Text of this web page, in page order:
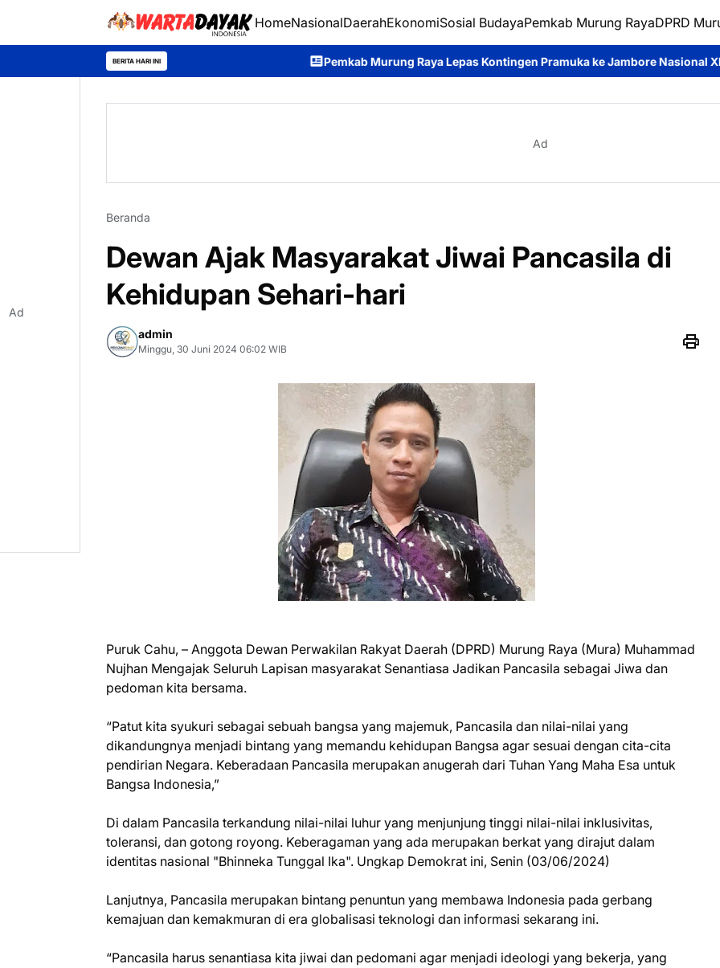
HomeNasionalDaerahEkonomiSosial BudayaPemkab Murung RayaDPRD
BERITA HARI INI Pemkab Murung Raya Lepas Kontingen Pramuka ke Jambore Nasional XII Disdukcapil
Ad
Beranda
Dewan Ajak Masyarakat Jiwai Pancasila di
Kehidupan Sehari-hari
admin
Minggu, 30 Juni 2024 06:02 WIB
Puruk Cahu, – Anggota Dewan Perwakilan Rakyat Daerah (DPRD) Murung Raya (Mura) Muhammad
Nujhan Mengajak Seluruh Lapisan masyarakat Senantiasa Jadikan Pancasila sebagai Jiwa dan
pedoman kita bersama.
“Patut kita syukuri sebagai sebuah bangsa yang majemuk, Pancasila dan nilai-nilai yang
dikandungnya menjadi bintang yang memandu kehidupan Bangsa agar sesuai dengan cita-cita
pendirian Negara. Keberadaan Pancasila merupakan anugerah dari Tuhan Yang Maha Esa untuk
Bangsa Indonesia,”
Di dalam Pancasila terkandung nilai-nilai luhur yang menjunjung tinggi nilai-nilai inklusivitas,
toleransi, dan gotong royong. Keberagaman yang ada merupakan berkat yang dirajut dalam
identitas nasional "Bhinneka Tunggal Ika". Ungkap Demokrat ini, Senin (03/06/2024)
Lanjutnya, Pancasila merupakan bintang penuntun yang membawa Indonesia pada gerbang
kemajuan dan kemakmuran di era globalisasi teknologi dan informasi sekarang ini.
“Pancasila harus senantiasa kita jiwai dan pedomani agar menjadi ideologi yang bekerja, yang
Ad